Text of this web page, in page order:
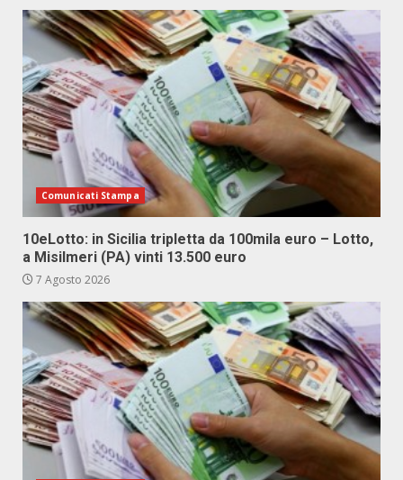
Comunicati Stampa
10eLotto: in Sicilia tripletta da 100mila euro – Lotto,
a Misilmeri (PA) vinti 13.500 euro
7 Agosto 2026